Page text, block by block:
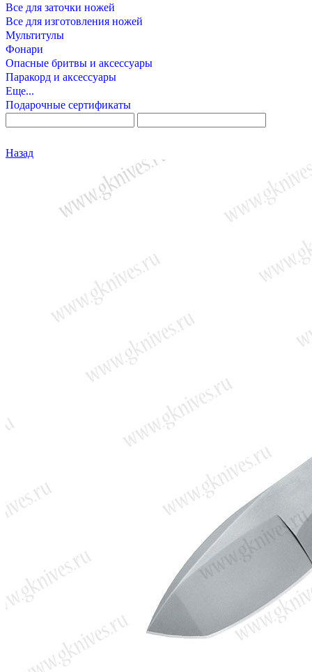
Все для заточки ножей
Все для изготовления ножей
Мультитулы
Фонари
Опасные бритвы и аксессуары
Паракорд и аксессуары
Еще...
Подарочные сертификаты
Назад